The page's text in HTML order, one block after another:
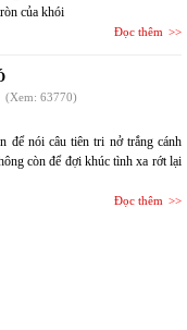
của khói
Đọc thêm
(Xem: 63770)
để nói câu tiên tri nở trắng cánh
còn để đợi khúc tình xa rớt lại
Đọc thêm